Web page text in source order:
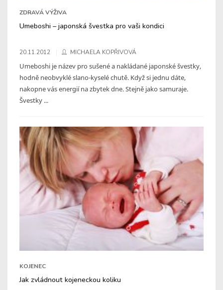
ZDRAVÁ VÝŽIVA
Umeboshi – japonská švestka pro vaši kondici
20.11.2012 MICHAELA KOPŘIVOVÁ
Umeboshi je název pro sušené a nakládané japonské švestky,
hodně neobvyklé slano-kyselé chutě. Když si jednu dáte,
nakopne vás energií na zbytek dne. Stejně jako samuraje.
Švestky ...
KOJENEC
Jak zvládnout kojeneckou koliku